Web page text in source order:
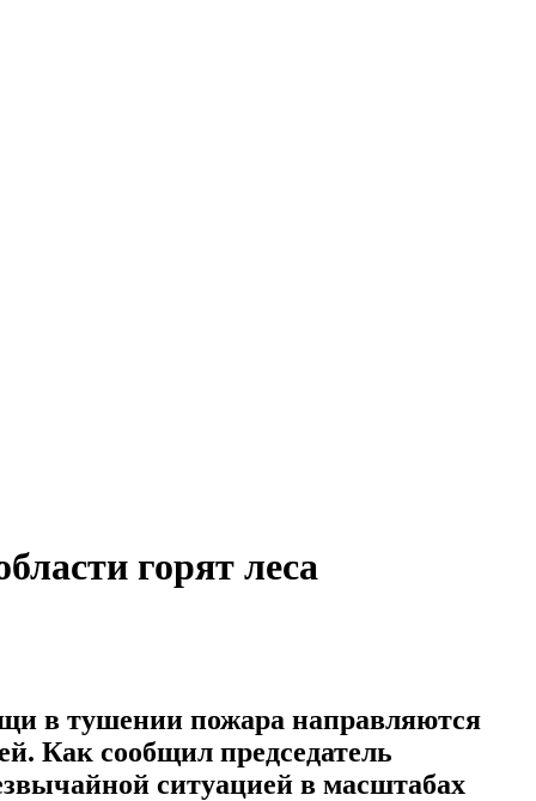
горят леса
в тушении пожара направляются
Как сообщил председатель
ситуацией в масштабах